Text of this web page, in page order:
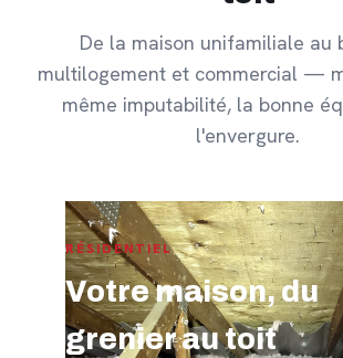
De la maison unifamiliale au
multilogement et commercial —
même imputabilité, la bonne
l'envergure.
RÉSIDENTIEL
Votre maison, du
grenier au toit